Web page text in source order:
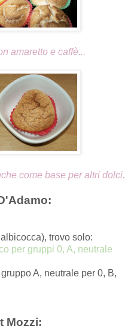
amaretto e caffè...
come base per altri dolci.
trovo solo:
per gruppi 0, A, neutrale
A, neutrale per 0, B,
Mozzi: